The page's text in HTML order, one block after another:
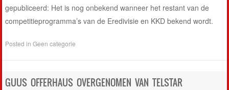
gepubliceerd: Het is nog onbekend wanneer het restant van de
competitieprogramma’s van de Eredivisie en KKD bekend wordt.
Posted inGeen categorie
GUUS OFFERHAUS OVERGENOMEN VAN TELSTAR